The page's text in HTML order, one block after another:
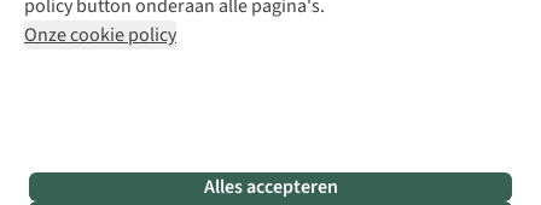
policy button onderaan alle pagina's.
Onze cookie policy
Alles accepteren
Cookie Policy